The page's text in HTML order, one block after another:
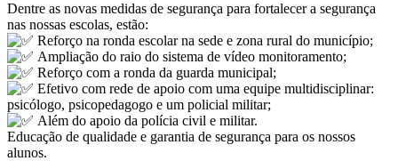
Dentre as novas medidas de segurança para fortalecer a segurança
nas nossas escolas, estão:
Reforço na ronda escolar na sede e zona rural do município;
Ampliação do raio do sistema de vídeo monitoramento;
Reforço com a ronda da guarda municipal;
Efetivo com rede de apoio com uma equipe multidisciplinar:
psicólogo, psicopedagogo e um policial militar;
Além do apoio da polícia civil e militar.
Educação de qualidade e garantia de segurança para os nossos
alunos.